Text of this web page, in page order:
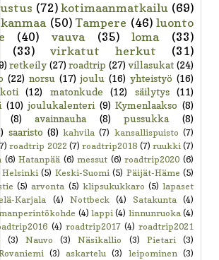
(72) kotimaanmatkailu (69)
(50) Tampere (46) luonto
(40) vauva (35) loma
(33)
(33) virkatut herkut (31)
retkeily (27) roadtrip (27) villasukat (24)
(22) norsu (17) joulu (16) yhteistyö (16)
koti (12) matonkude (12) säilytys
(11)
(10) joulukalenteri (9) Kymenlaakso (8)
(8) avainnauha (8) pussukka
(8)
saaristo (8) kahvila (7) kansallispuisto (7)
roadtrip 2022 (7) roadtrip2018 (7) ruukki (7)
(6) Hatanpää (6) messut (6) roadtrip2020 (6)
Helsinki (5) Keski-Suomi (5) Päijät-Häme (5)
(5) arvonta (5) klipsukukkaro (5) lapaset
Karjala (4) Nottbeck (4) Satakunta
(4)
(4) lappi (4) linnunruoka (4)
(4) roadtrip2017 (4) roadtrip2021
(3) Nauvo (3) Näsikallio (3) Pietari
(3)
(3) askartelu (3) leipominen (3)